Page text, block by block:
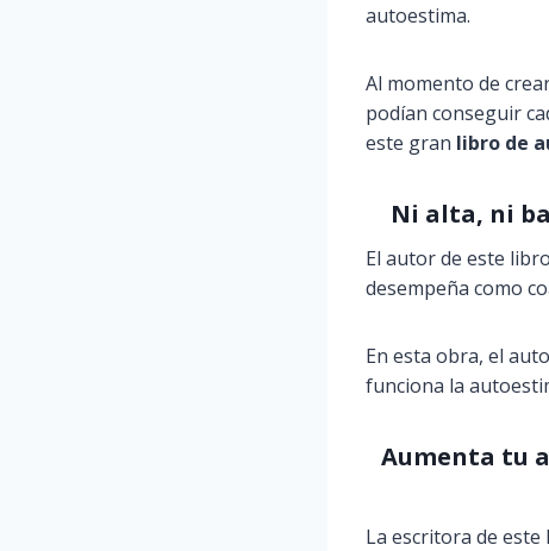
autoestima.
Al momento de
podían conseguir
este gran libro de
Ni alta, ni
El autor de este
desempeña como
En esta obra, el
funciona la
Aumenta tu
La escritora de